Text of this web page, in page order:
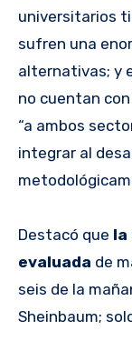
universitarios
sufren una
alternativas; y
no cuentan
“a ambos
integrar al
Destacó que la
evaluada de
seis de la
Sheinbaum;